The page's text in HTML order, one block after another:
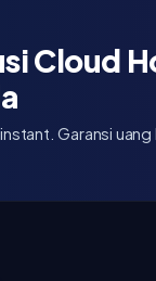
Cloud
Garansi